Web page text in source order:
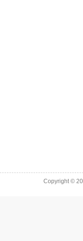
Copyright ©